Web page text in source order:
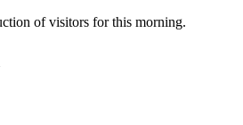
of visitors for this morning.